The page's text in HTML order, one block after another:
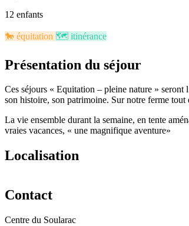
12 enfants
🐎​ équitation 🗺️​ itinérance
Présentation du séjour
Ces séjours « Equitation – pleine nature » seront
son histoire, son patrimoine. Sur notre ferme
La vie ensemble durant la semaine, en tente
vraies vacances, « une magnifique aventure»
Localisation
+
Contact
Centre du Soularac